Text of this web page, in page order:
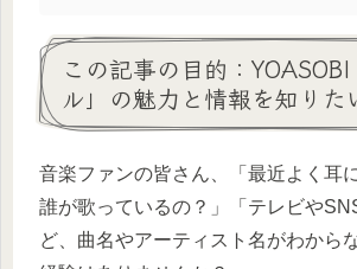
この記事の目的：YOASOBI
ル」の魅力と情報を知りた
音楽ファンの皆さん、「最近よく耳
誰が歌っているの？」「テレビや
ど、曲名やアーティスト名がわから